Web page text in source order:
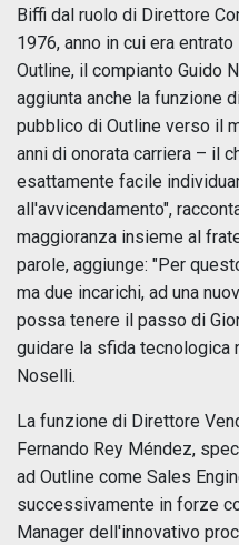
Biffi dal ruolo di Direttore
1976, anno in cui era
Outline, il compianto Guido
aggiunta anche la funzione
pubblico di Outline verso il
anni di onorata carriera – il
esattamente facile
all'avvicendamento",
maggioranza insieme al
parole, aggiunge: "Per
ma due incarichi, ad una
possa tenere il passo di
guidare la sfida tecnologica
Noselli.
La funzione di Direttore
Fernando Rey Méndez,
ad Outline come Sales
successivamente in forze
Manager dell'innovativo